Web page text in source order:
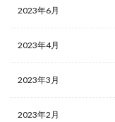
2023年6月
2023年4月
2023年3月
2023年2月